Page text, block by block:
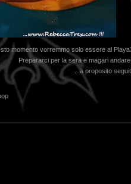
momento vorremmo solo essere al
Prepararci per la sera e magari
...a proposito
...dai non perdere tempo, clikka "qui",